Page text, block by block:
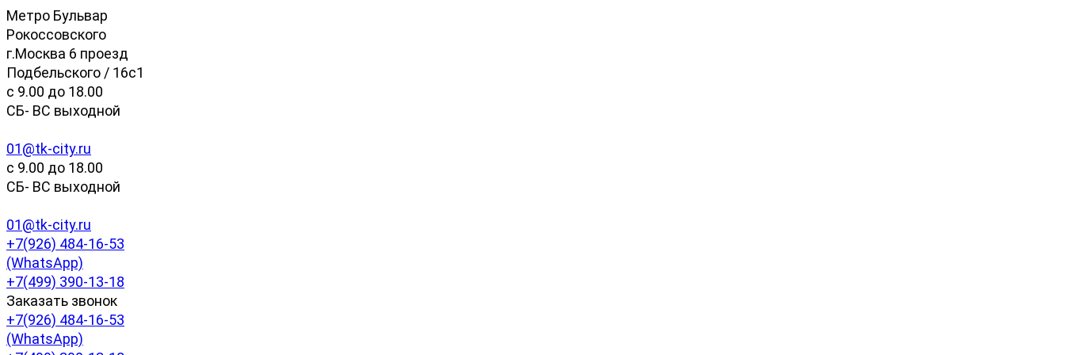
Метро Бульвар
Рокоссовского
г.Москва 6 проезд
Подбельского / 16с1
c 9.00 до 18.00
СБ- ВС выходной
01@tk-city.ru
c 9.00 до 18.00
СБ- ВС выходной
01@tk-city.ru
+7(926) 484-16-53
(WhatsApp)
+7(499) 390-13-18
Заказать звонок
+7(926) 484-16-53
(WhatsApp)